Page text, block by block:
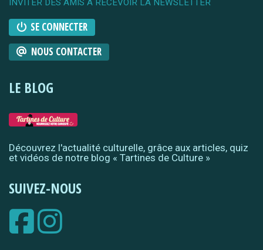
SE CONNECTER
NOUS CONTACTER
LE BLOG
Découvrez l'actualité culturelle, grâce aux articles, quiz
et vidéos de notre blog « Tartines de Culture »
SUIVEZ-NOUS